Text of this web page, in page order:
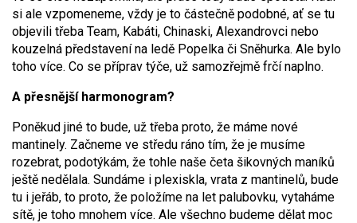
si ale vzpomeneme, vždy je to částečně podobné, ať se tu
objevili třeba Team, Kabáti, Chinaski, Alexandrovci nebo
kouzelná představení na ledě Popelka či Sněhurka. Ale bylo
toho více. Co se příprav týče, už samozřejmě frčí naplno.
A přesnější harmonogram?
Poněkud jiné to bude, už třeba proto, že máme nové
mantinely. Začneme ve středu ráno tím, že je musíme
rozebrat, podotýkám, že tohle naše četa šikovných maníků
ještě nedělala. Sundáme i plexiskla, vrata z mantinelů, bude
tu i jeřáb, to proto, že položíme na let palubovku, vytaháme
sítě, je toho mnohem více. Ale všechno budeme dělat moc